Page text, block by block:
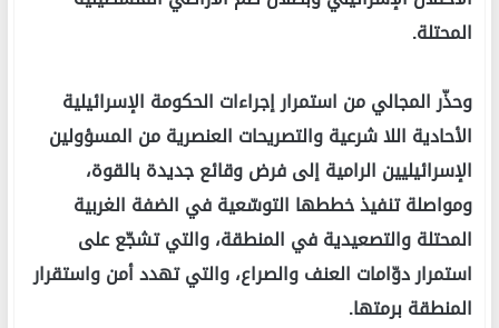
المحتلة.
وحذّر المجالي من استمرار إجراءات الحكومة الإسرائيلية
الأحادية اللا شرعية والتصريحات العنصرية من المسؤولين
الإسرائيليين الرامية إلى فرض وقائع جديدة بالقوة،
ومواصلة تنفيذ خططها التوسّعية في الضفة الغربية
المحتلة والتصعيدية في المنطقة، والتي تشجّع على
استمرار دوّامات العنف والصراع، والتي تهدد أمن واستقرار
المنطقة برمتها.